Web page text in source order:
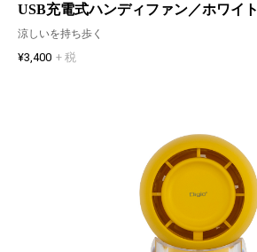
USB充電式ハンディファン／ホワイト
涼しいを持ち歩く
¥3,400 + 税